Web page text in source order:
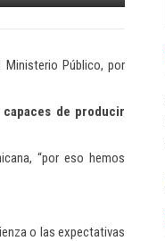
Ministerio Público, por
de producir
“por eso hemos
o las expectativas